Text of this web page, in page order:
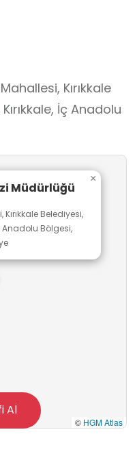
ve bilinçli
yol açabileceğini
bilinci geliştirir.
durumlarda
nasıl
çözme, iletişim
destekler.
durum bilinci,
kamu kurumlarını
katkı
Kırıkkale
İç Anadolu
Müdürlüğü
Belediyesi,
Anadolu Bölgesi,
×
© HGM Atlas
Al